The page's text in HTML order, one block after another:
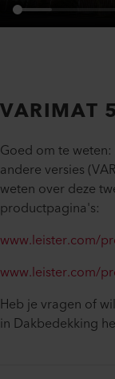
VARIMAT
Goed om te
andere versies
weten over deze
productpagina's:
www.leister.com/
www.leister.com/
Heb je vragen of
in Dakbedekking